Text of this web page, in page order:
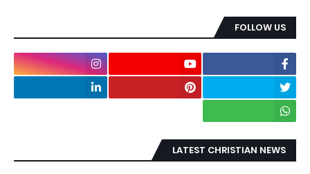
FOLLOW US
LATEST CHRISTIAN NEWS